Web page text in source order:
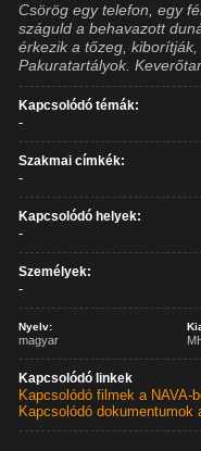
Csörög egy telefon, egy
száguld a behavazott
érkezik a tőzeg,
Pakuratartályok.
Kapcsolódó témák:
-
Szakmai címkék:
-
Kapcsolódó helyek:
-
Személyek:
-
Nyelv:
magyar
Kapcsolódó linkek
Kapcsolódó filmek a NAVA-
Kapcsolódó dokumentumok